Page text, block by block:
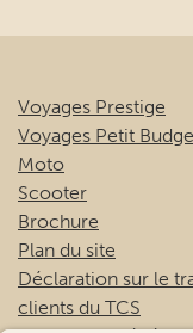
Voyages Prestige
Voyages Petit
Moto
Scooter
Brochure
Plan du site
Déclaration sur le
clients du TCS